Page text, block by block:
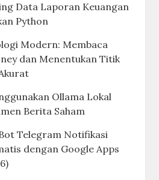
Data Laporan Keuangan
Python
Modern: Membaca
dan Menentukan Titik
Ollama Lokal
Berita Saham
Telegram Notifikasi
dengan Google Apps